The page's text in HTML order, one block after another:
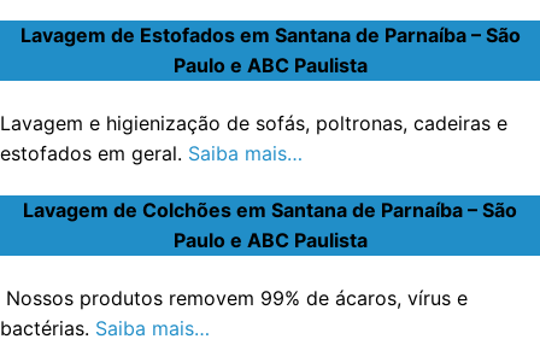
Lavagem de Estofados em Santana de Parnaíba – São
Paulo e ABC Paulista
Lavagem e higienização de sofás, poltronas, cadeiras e
estofados em geral. Saiba mais…
Lavagem de Colchões em Santana de Parnaíba – São
Paulo e ABC Paulista
Nossos produtos removem 99% de ácaros, vírus e
bactérias. Saiba mais…